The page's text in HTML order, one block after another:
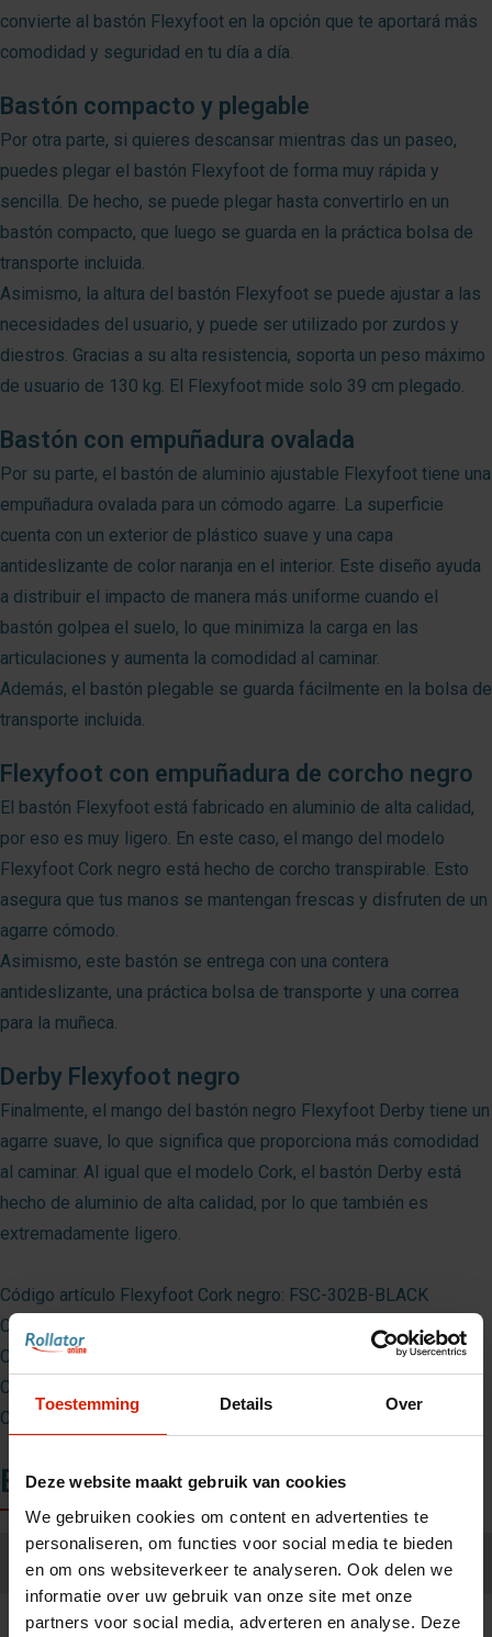
Toestemming Details Over
Deze website maakt gebruik van cookies
We gebruiken cookies om content en advertenties te
personaliseren, om functies voor social media te bieden
en om ons websiteverkeer te analyseren. Ook delen we
informatie over uw gebruik van onze site met onze
partners voor social media, adverteren en analyse. Deze
convierte al bastón Flexyfoot en la opción que te aportará más
comodidad y seguridad en tu día a día.
Bastón compacto y plegable
Por otra parte, si quieres descansar mientras das un paseo,
puedes plegar el bastón Flexyfoot de forma muy rápida y
sencilla. De hecho, se puede plegar hasta convertirlo en un
bastón compacto, que luego se guarda en la práctica bolsa de
transporte incluida.
Asimismo, la altura del bastón Flexyfoot se puede ajustar a las
necesidades del usuario, y puede ser utilizado por zurdos y
diestros. Gracias a su alta resistencia, soporta un peso máximo
de usuario de 130 kg. El Flexyfoot mide solo 39 cm plegado.
Bastón con empuñadura ovalada
Por su parte, el bastón de aluminio ajustable Flexyfoot tiene una
empuñadura ovalada para un cómodo agarre. La superficie
cuenta con un exterior de plástico suave y una capa
antideslizante de color naranja en el interior. Este diseño ayuda
a distribuir el impacto de manera más uniforme cuando el
bastón golpea el suelo, lo que minimiza la carga en las
articulaciones y aumenta la comodidad al caminar.
Además, el bastón plegable se guarda fácilmente en la bolsa de
transporte incluida.
Flexyfoot con empuñadura de corcho negro
El bastón Flexyfoot está fabricado en aluminio de alta calidad,
por eso es muy ligero. En este caso, el mango del modelo
Flexyfoot Cork negro está hecho de corcho transpirable. Esto
asegura que tus manos se mantengan frescas y disfruten de un
agarre cómodo.
Asimismo, este bastón se entrega con una contera
antideslizante, una práctica bolsa de transporte y una correa
para la muñeca.
Derby Flexyfoot negro
Finalmente, el mango del bastón negro Flexyfoot Derby tiene un
agarre suave, lo que significa que proporciona más comodidad
al caminar. Al igual que el modelo Cork, el bastón Derby está
hecho de aluminio de alta calidad, por lo que también es
extremadamente ligero.
Código artículo Flexyfoot Cork negro: FSC-302B-BLACK
Código artículo Flexyfoot Oval negro: FS-302B-BLACK
Código artículo Flexyfoot Derby - negro: FSD-302B-BLACK
Código artículo Flexyfoot Derby - azul: FSD-302B-BLUE
Código artículo Flexyfoot Derby - rojo: FSD-302B-RED
Especificaciones
Color:
Negro/Corcho y
Negro/Derby
Peso:
600 gr